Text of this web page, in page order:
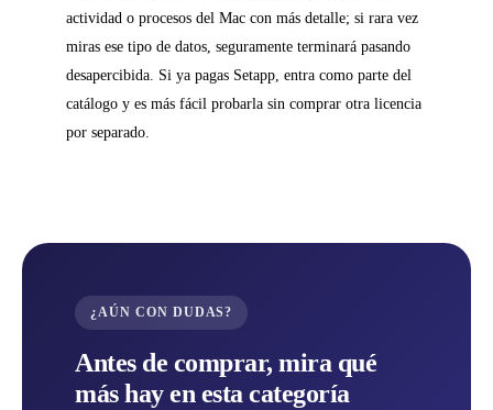
actividad o procesos del Mac con más detalle; si rara vez
miras ese tipo de datos, seguramente terminará pasando
desapercibida. Si ya pagas Setapp, entra como parte del
catálogo y es más fácil probarla sin comprar otra licencia
por separado.
¿AÚN CON DUDAS?
Antes de comprar, mira qué
más hay en esta categoría